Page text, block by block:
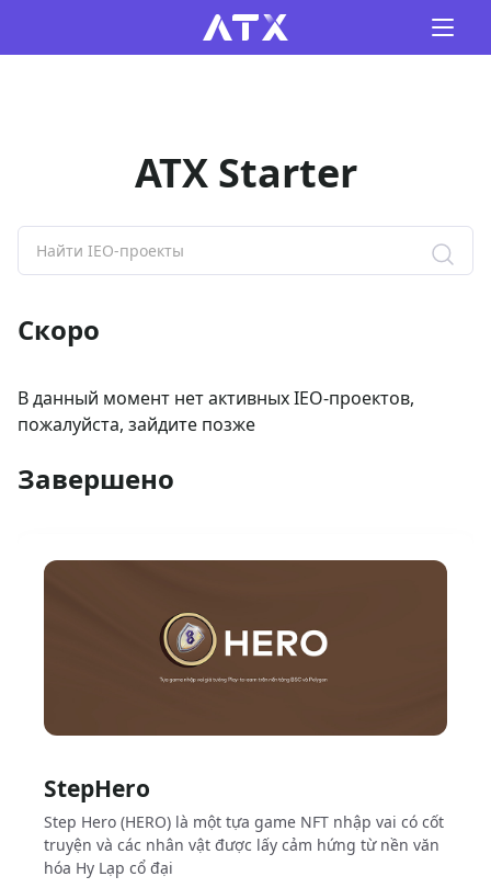
ATX Starter
Скоро
В данный момент нет активных IEO-проектов,
пожалуйста, зайдите позже
Завершено
StepHero
Step Hero (HERO) là một tựa game NFT nhập vai có cốt
truyện và các nhân vật được lấy cảm hứng từ nền văn
hóa Hy Lạp cổ đại